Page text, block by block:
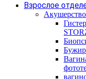
Взрослое